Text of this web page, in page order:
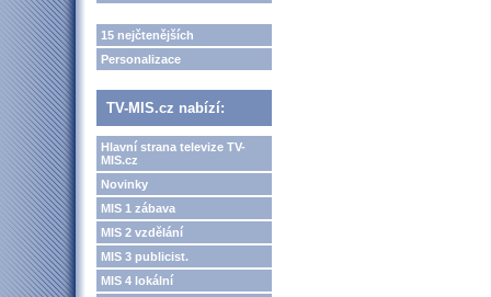
15 nejčtenějších
Personalizace
TV-MIS.cz nabízí:
Hlavní strana televize TV-
MIS.cz
Novinky
MIS 1 zábava
MIS 2 vzdělání
MIS 3 publicist.
MIS 4 lokální